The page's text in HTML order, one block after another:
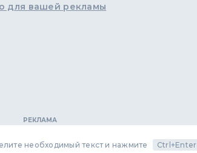
для вашей рекламы
необходимый текст и нажмите Ctrl+Enter